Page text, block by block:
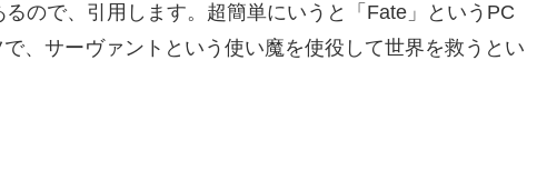
ので、引用します。超簡単にいうと「Fate」というPC
、サーヴァントという使い魔を使役して世界を救うとい